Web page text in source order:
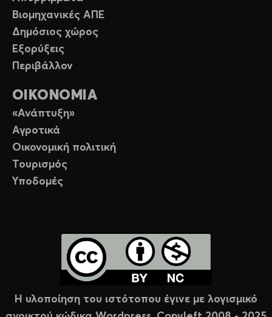
Βιομηχανικές ΑΠΕ
Δημόσιος χώρος
Εξορύξεις
Περιβάλλον
ΟΙΚΟΝΟΜΙΑ
«Ανάπτυξη»
Αγροτικά
Οικονομική πολιτική
Τουρισμός
Υποδομές
Η υλοποίηση του ιστότοπου έγινε με λογισμικό